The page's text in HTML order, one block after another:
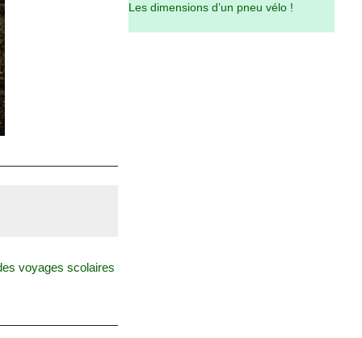
voyages scolaires
Les dimensions d’un pneu vélo !